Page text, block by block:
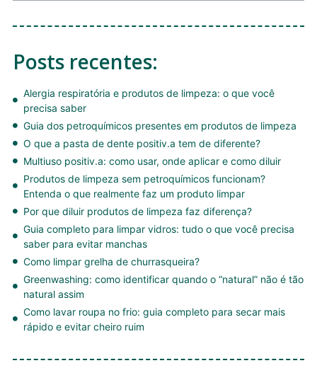
Posts recentes:
Alergia respiratória e produtos de limpeza: o que você
precisa saber
Guia dos petroquímicos presentes em produtos de limpeza
O que a pasta de dente positiv.a tem de diferente?
Multiuso positiv.a: como usar, onde aplicar e como diluir
Produtos de limpeza sem petroquímicos funcionam?
Entenda o que realmente faz um produto limpar
Por que diluir produtos de limpeza faz diferença?
Guia completo para limpar vidros: tudo o que você precisa
saber para evitar manchas
Como limpar grelha de churrasqueira?
Greenwashing: como identificar quando o “natural” não é tão
natural assim
Como lavar roupa no frio: guia completo para secar mais
rápido e evitar cheiro ruim